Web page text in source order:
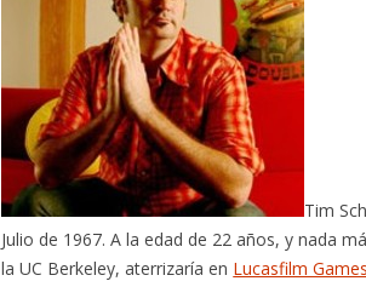
Tim
Julio de 1967. A la edad de 22 años, y nada
la UC Berkeley, aterrizaría en Lucasfilm Games